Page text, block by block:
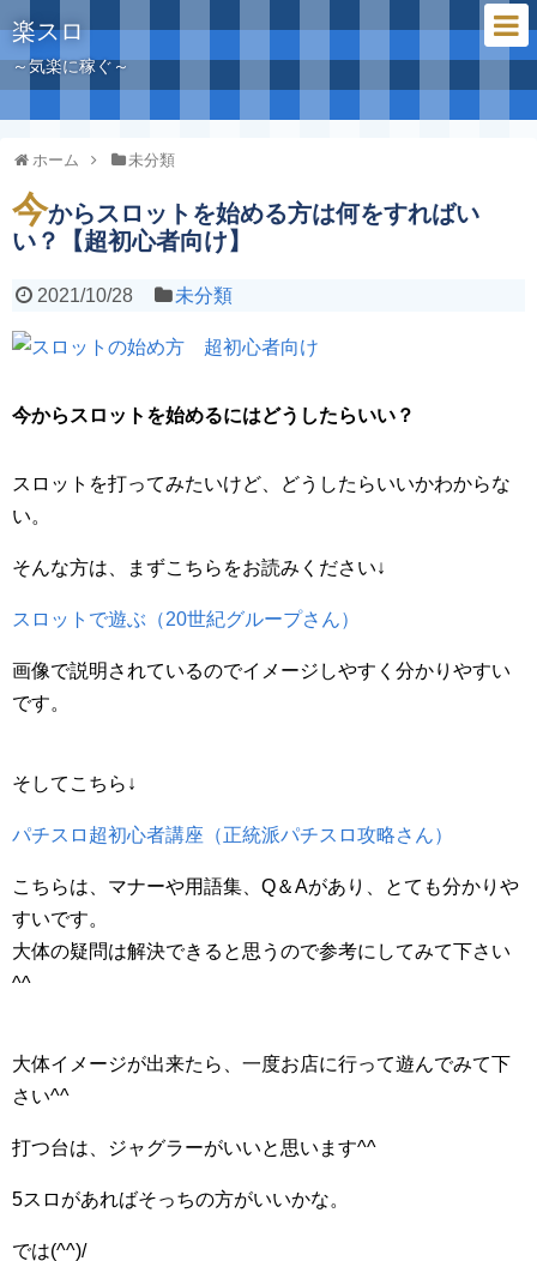
楽スロ
～気楽に稼ぐ～
ホーム 未分類
今からスロットを始める方は何をすればい
い？【超初心者向け】
2021/10/28 未分類
今からスロットを始めるにはどうしたらいい？
スロットを打ってみたいけど、どうしたらいいかわからな
い。
そんな方は、まずこちらをお読みください↓
スロットで遊ぶ（20世紀グループさん）
画像で説明されているのでイメージしやすく分かりやすい
です。
そしてこちら↓
パチスロ超初心者講座（正統派パチスロ攻略さん）
こちらは、マナーや用語集、Q＆Aがあり、とても分かりや
すいです。
大体の疑問は解決できると思うので参考にしてみて下さい
^^
大体イメージが出来たら、一度お店に行って遊んでみて下
さい^^
打つ台は、ジャグラーがいいと思います^^
5スロがあればそっちの方がいいかな。
では(^^)/